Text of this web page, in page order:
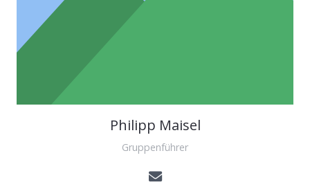
Philipp Maisel
Gruppenführer